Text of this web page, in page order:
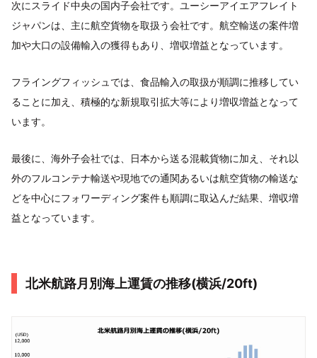
次にスライド中央の国内子会社です。ユーシーアイエアフレイト
ジャパンは、主に航空貨物を取扱う会社です。航空輸送の案件増
加や大口の設備輸入の獲得もあり、増収増益となっています。
フライングフィッシュでは、食品輸入の取扱が順調に推移してい
ることに加え、積極的な新規取引拡大等により増収増益となって
います。
最後に、海外子会社では、日本から送る混載貨物に加え、それ以
外のフルコンテナ輸送や現地での通関あるいは航空貨物の輸送な
どを中心にフォワーディング案件も順調に取込んだ結果、増収増
益となっています。
北米航路月別海上運賃の推移(横浜/20ft)